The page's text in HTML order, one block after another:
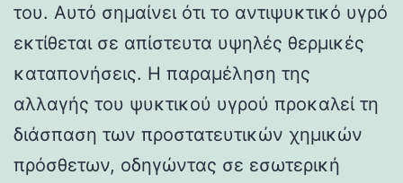
του. Αυτό σημαίνει ότι το αντιψυκτικό υγρό
εκτίθεται σε απίστευτα υψηλές θερμικές
καταπονήσεις. Η παραμέληση της
αλλαγής του ψυκτικού υγρού προκαλεί τη
διάσπαση των προστατευτικών χημικών
πρόσθετων, οδηγώντας σε εσωτερική